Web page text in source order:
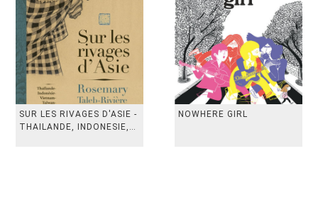
SUR LES RIVAGES D'ASIE -
THAILANDE, INDONESIE,
NOWHERE GIRL